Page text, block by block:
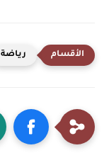
رياضة